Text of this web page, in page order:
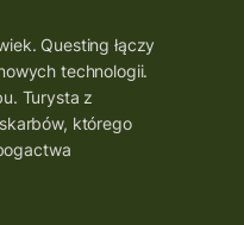
Questing łączy
technologii.
Turysta z
którego